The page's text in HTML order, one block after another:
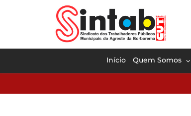
Início Quem Somos